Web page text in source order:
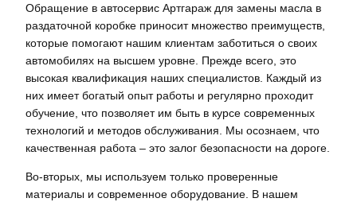
Обращение в автосервис Артгараж для замены масла в
раздаточной коробке приносит множество преимуществ,
которые помогают нашим клиентам заботиться о своих
автомобилях на высшем уровне. Прежде всего, это
высокая квалификация наших специалистов. Каждый из
них имеет богатый опыт работы и регулярно проходит
обучение, что позволяет им быть в курсе современных
технологий и методов обслуживания. Мы осознаем, что
качественная работа – это залог безопасности на дороге.
Во-вторых, мы используем только проверенные
материалы и современное оборудование. В нашем